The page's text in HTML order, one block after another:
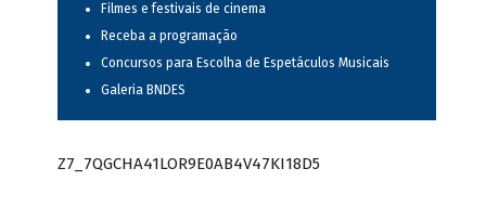
Filmes e festivais de cinema
Receba a programação
Concursos para Escolha de Espetáculos Musicais
Galeria BNDES
Z7_7QGCHA41LOR9E0AB4V47KI18D5